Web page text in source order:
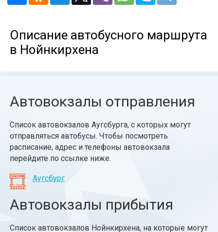
Описание автобусного маршрута
в Нойнкирхена
Автовокзалы отправления
Список автовокзалов Аугсбурга, с которых могут
отправляться автобусы. Чтобы посмотреть
расписание, адрес и телефоны автовокзала
перейдите по ссылке ниже.
Аугсбург
Автовокзалы прибытия
Список автовокзалов Нойнкирхена, на которые могут